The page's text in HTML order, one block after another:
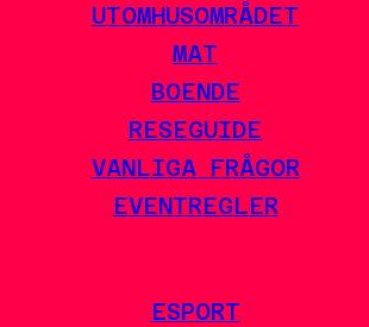
UTOMHUSOMRÅDET
MAT
BOENDE
RESEGUIDE
VANLIGA FRÅGOR
EVENTREGLER
ESPORT